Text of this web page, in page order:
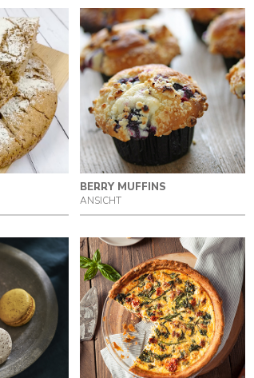
BERRY MUFFINS
ANSICHT